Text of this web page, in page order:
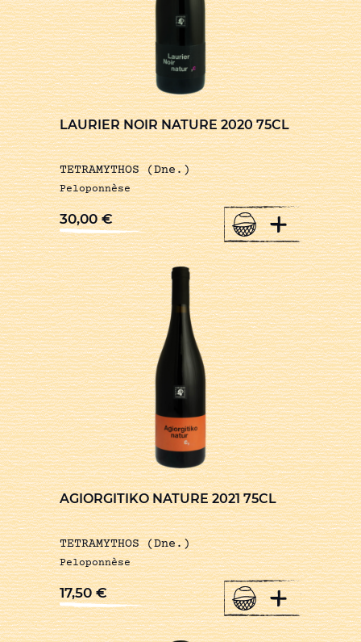
LAURIER NOIR NATURE 2020 75CL
TETRAMYTHOS (Dne.)
Peloponnèse
30,00€ +
AGIORGITIKO NATURE 2021 75CL
TETRAMYTHOS (Dne.)
Peloponnèse
17,50€ +